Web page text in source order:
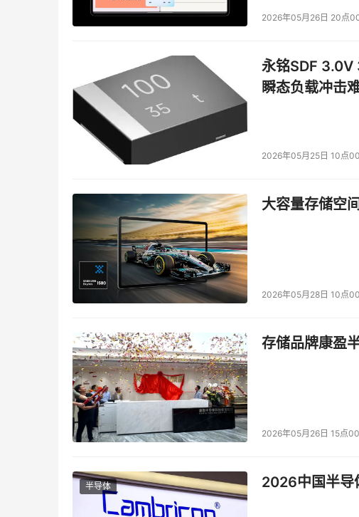
2026年05月26日 20点
永铭SDF
瞬态负载冲击
2026年05月25日 10点
大容量存储空
2026年05月28日 10点
存储品牌康盈
2026年05月26日 15点
半导体 2026中国半导